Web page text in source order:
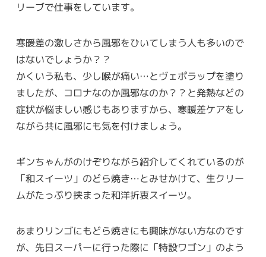
リーブで仕事をしています。
寒暖差の激しさから風邪をひいてしまう人も多いので
はないでしょうか？？
かくいう私も、少し喉が痛い…とヴェポラップを塗り
ましたが、コロナなのか風邪なのか？？と発熱などの
症状が悩ましい感じもありますから、寒暖差ケアをし
ながら共に風邪にも気を付けましょう。
ギンちゃんがのけぞりながら紹介してくれているのが
「和スイーツ」のどら焼き…とみせかけて、生クリー
ムがたっぷり挟まった和洋折衷スイーツ。
あまりリンゴにもどら焼きにも興味がない方なのです
が、先日スーパーに行った際に「特設ワゴン」のよう